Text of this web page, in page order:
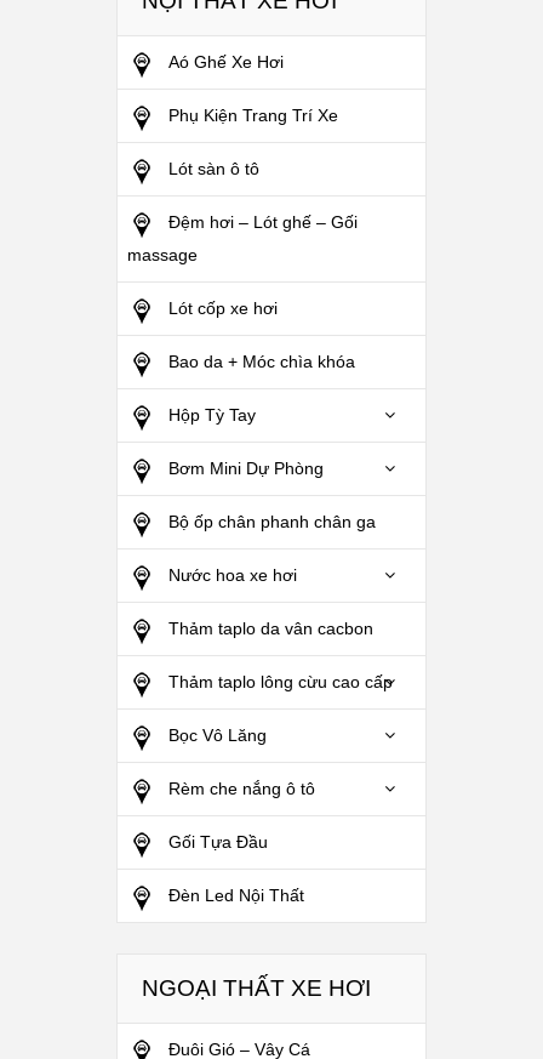
Aó Ghế Xe Hơi
Phụ Kiện Trang Trí Xe
Lót sàn ô tô
Đệm hơi – Lót ghế – Gối
massage
Lót cốp xe hơi
Bao da + Móc chìa khóa
Hộp Tỳ Tay
Bơm Mini Dự Phòng
Bộ ốp chân phanh chân ga
Nước hoa xe hơi
Thảm taplo da vân cacbon
Thảm taplo lông cừu cao cấp
Bọc Vô Lăng
Rèm che nắng ô tô
Gối Tựa Đầu
Đèn Led Nội Thất
NGOẠI THẤT XE HƠI
Đuôi Gió – Vây Cá